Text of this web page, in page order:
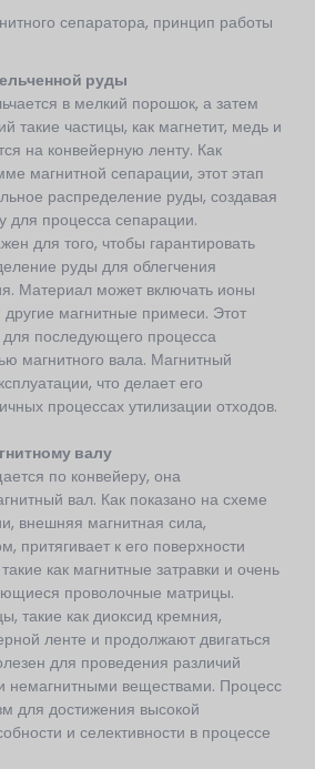
сепаратора, принцип работы
руды
в мелкий порошок, а затем
такие частицы, как магнетит, медь и
на конвейерную ленту. Как
магнитной сепарации, этот этап
распределение руды, создавая
для процесса сепарации.
для того, чтобы гарантировать
руды для облегчения
Материал может включать ионы
магнитные примеси. Этот
для последующего процесса
магнитного вала. Магнитный
что делает его
процессах утилизации отходов.
валу
по конвейеру, она
вал. Как показано на схеме
внешняя магнитная сила,
притягивает к его поверхности
как магнитные затравки и очень
проволочные матрицы.
такие как диоксид кремния,
ленте и продолжают двигаться
для проведения различий
немагнитными веществами. Процесс
для достижения высокой
и селективности в процессе